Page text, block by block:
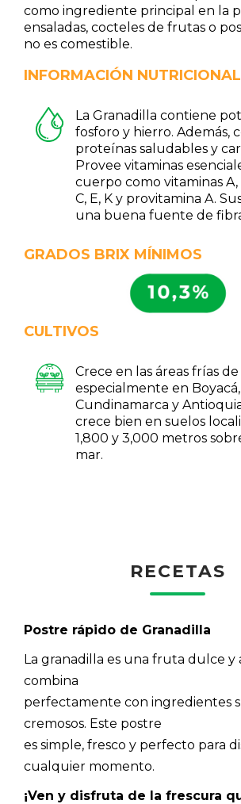
como ingrediente principal en la
ensaladas, cocteles de frutas o
no es comestible.
INFORMACIÓN NUTRICIONAL
La Granadilla contiene
fosforo y hierro. Además,
proteínas saludables y
Provee vitaminas
cuerpo como vitaminas A,
C, E, K y provitamina A.
una buena fuente de
GRADOS BRIX MÍNIMOS
CULTIVOS
Crece en las áreas frías
especialmente en Boyacá,
Cundinamarca y
crece bien en suelos
1,800 y 3,000 metros
mar.
RECETAS
Postre rápido de Granadilla
La granadilla es una fruta dulce y
combina
perfectamente con ingredientes
cremosos. Este postre
es simple, fresco y perfecto para
cualquier momento.
¡Ven y disfruta de la frescura